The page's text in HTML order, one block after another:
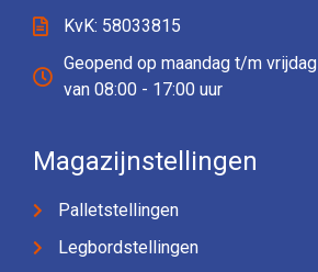
KvK: 58033815
Geopend op maandag t/m vrijdag
van 08:00 - 17:00 uur
Magazijnstellingen
Palletstellingen
Legbordstellingen